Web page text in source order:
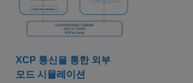
XCP 통신을 통한 외부
모드 시뮬레이션